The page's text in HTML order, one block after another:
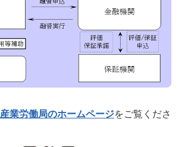
産業労働局のホームページをご覧くださ